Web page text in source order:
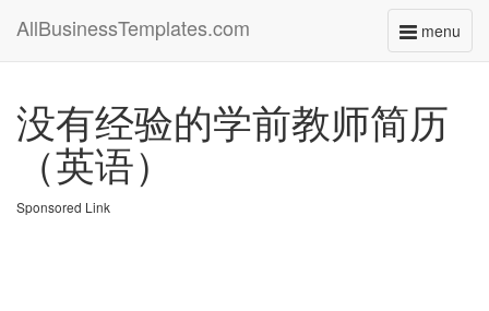
menu
Toggle
AllBusinessTemplates.com
没有经验的学前教师简历
（英语）
Sponsored Link